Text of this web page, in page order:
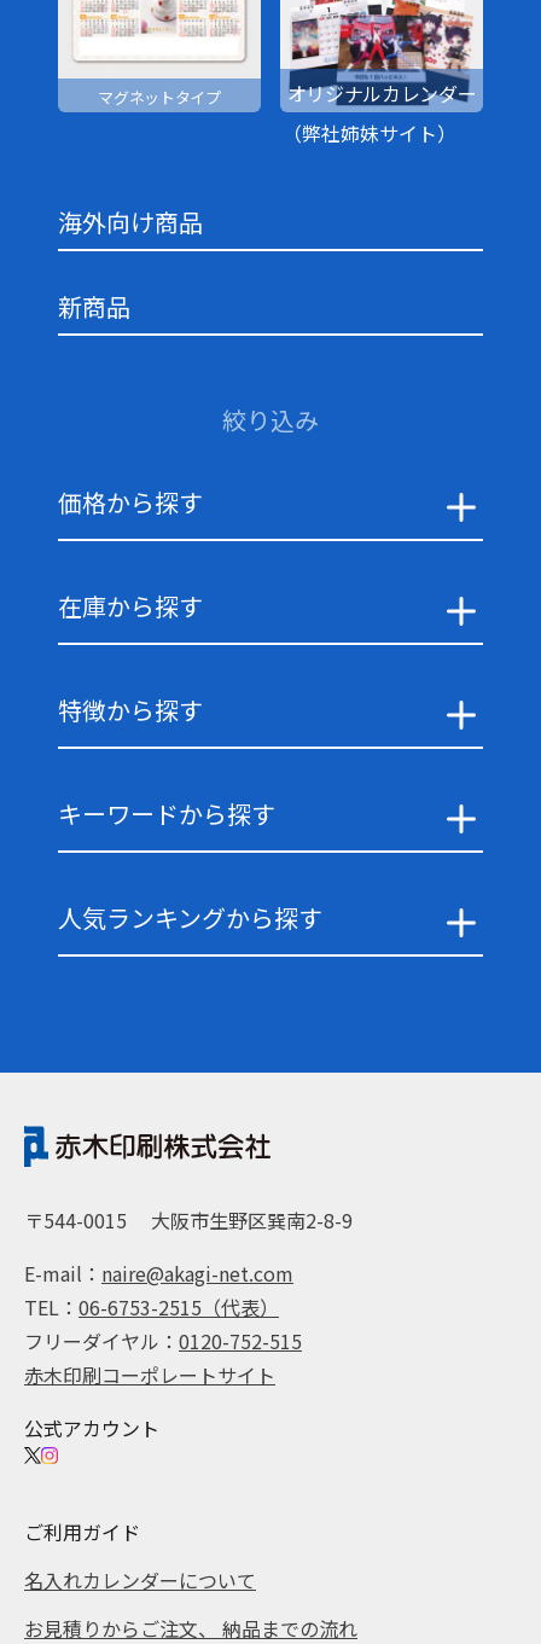
マグネットタイプ
オリジナルカレンダー
（弊社姉妹サイト）
海外向け商品
新商品
絞り込み
価格から探す
在庫から探す
特徴から探す
キーワードから探す
人気ランキングから探す
〒544-0015
大阪市生野区巽南2-8-9
E-mail： naire@akagi-net.com
TEL： 06-6753-2515（代表）
フリーダイヤル： 0120-752-515
赤木印刷コーポレートサイト
公式アカウント
ご利用ガイド
名入れカレンダーについて
お見積りからご注文、 納品までの流れ